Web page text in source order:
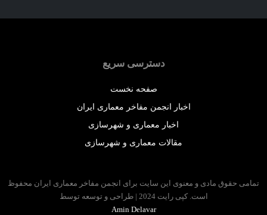
دسترسی سریع
صفحه نخست
اخبار انجمن مفاخر معماری ایران
اخبار معماری و شهرسازی
مقالات معماری و شهرسازی
حقوق مادی و معنوی این سایت برای انجمن مفاخر معماری ایران محفوظ
است. کپی رایت 2024 | طراحی و توسعه توسط
Amin Delavar